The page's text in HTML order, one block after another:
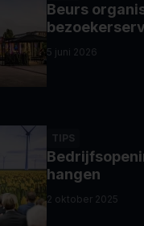
Beurs
5 juni 2026
TIPS
hangen
2 oktober 2025